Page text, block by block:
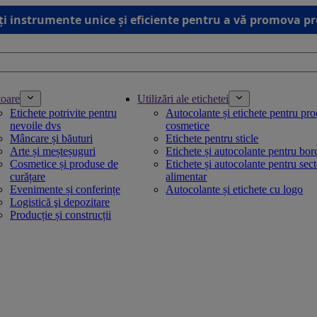
instrumente unice și eficiente pentru a vă promova
Etichete potrivite pentru
nevoile dvs
Mâncare și băuturi
Arte și meșteșuguri
Cosmetice și produse de
curățare
Evenimente și conferințe
Logistică şi depozitare
Producție și construcții
Utilizări ale etichetei
Autocolante și etichete pentru
cosmetice
Etichete pentru sticle
Etichete și autocolante pentru
Etichete și autocolante pentru
alimentar
Autocolante și etichete cu logo